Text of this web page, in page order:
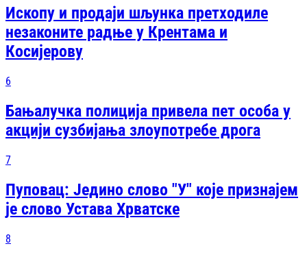
Ископу и продаји шљунка претходиле
незаконите радње у Крентама и
Косијерову
6
Бањалучка полиција привела пет особа у
акцији сузбијања злоупотребе дрога
7
Пуповац: Једино слово "У" које признајем
је слово Устава Хрватске
8